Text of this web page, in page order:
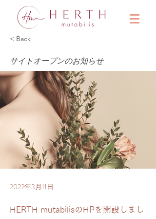
&
< Back
サイトオープンのお知らせ
2022年3月11日
HERTH mutabilisのHPを開設しまし